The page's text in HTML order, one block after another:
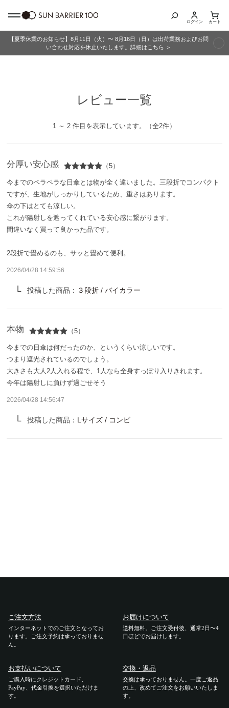
商品カテゴリ
メンズ
キッズ
サンバリア100について
ストーリー
ものづくり
修理プログラム
よみもの
商品の違い
修理 ・保証
ギフト用ラッピング
よくあるご質問・お問い合わせ
アカウント
ログイン カート
【夏季休業のお知らせ】8月11日（火）〜 8月16日（日）は出荷業務およびお問
い合わせ対応を休止いたします。詳細はこちら ＞
レビュー一覧
1 ～ 2 件目を表示しています。（全2件）
分厚い安心感 （5）
今までのペラペラな日傘とは物が全く違いました。三段折でコンパクト
ですが、生地がしっかりしているため、重さはあります。
傘の下はとても涼しい。
これが陽射しを遮ってくれている安心感に繋がります。
間違いなく買って良かった品です。
2段折で畳めるのも、サッと畳めて便利。
2026/04/28 14:59:56
投稿した商品： ３段折 / バイカラー
本物 （5）
今までの日傘は何だったのか、というくらい涼しいです。
つまり遮光されているのでしょう。
大きさも大人2人入れる程で、1人なら全身すっぽり入りきれます。
今年は陽射しに負けず過ごせそう
2026/04/28 14:56:47
投稿した商品： Lサイズ / コンビ
ご注文方法
インターネットでのご注文となってお
ります。ご注文予約は承っておりませ
ん。
お届けについて
送料無料。ご注文受付後、通常2日〜4
日ほどでお届けします。
お支払いについて
ご購入時にクレジットカード、
PayPay、代金引換を選択いただけま
す。
交換・返品
交換は承っておりません。一度ご返品
の上、改めてご注文をお願いいたしま
す。